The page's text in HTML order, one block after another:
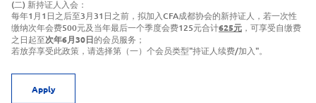
(二) 新持证人入会：
每年1月1日之后至3月31日之前，拟加入CFA成都协会的新持证人，若一次性
缴纳次年会费500元及当年最后一个季度会费125元合计625元 ，可享受自缴费
之日起至次年6月30日的会员服务；
若放弃享受此政策，请选择第（一）个会员类型"持证人续费/加入"。
Apply